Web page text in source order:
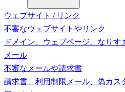
ウェブサイト / リンク
不審なウェブサイトやリンク
ドメイン、ウェブページ、なりす
メール
不審なメールや請求書
請求書、利用制限メール、偽カス